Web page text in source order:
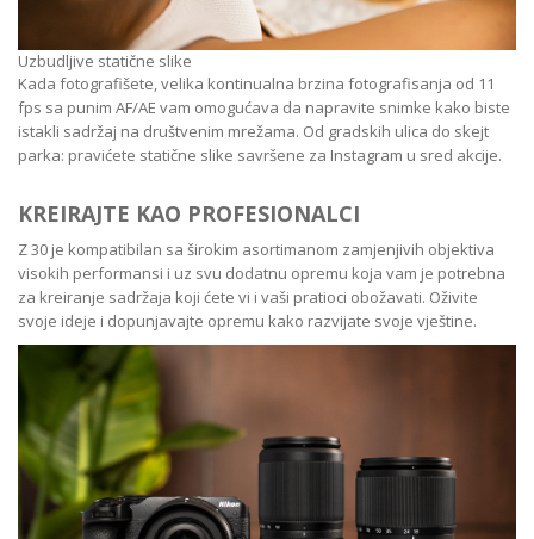
Uzbudljive statične slike
Kada fotografišete, velika kontinualna brzina fotografisanja od 11
fps sa punim AF/AE vam omogućava da napravite snimke kako biste
istakli sadržaj na društvenim mrežama. Od gradskih ulica do skejt
parka: pravićete statične slike savršene za Instagram u sred akcije.
KREIRAJTE KAO PROFESIONALCI
Z 30 je kompatibilan sa širokim asortimanom zamjenjivih objektiva
visokih performansi i uz svu dodatnu opremu koja vam je potrebna
za kreiranje sadržaja koji ćete vi i vaši pratioci obožavati. Oživite
svoje ideje i dopunjavajte opremu kako razvijate svoje vještine.